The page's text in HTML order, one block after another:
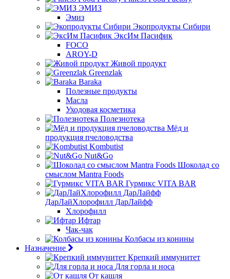
ЭМИЗ
Эмиз
Экопродукты Сибири
ЭксИм Пасифик
FOCO
AROY-D
Живой продукт
Greenzlak
Baraka
Полезные продукты
Масла
Уходовая косметика
Полезнотека
Мёд и
продукция пчеловодства
Kombutist
Nut&Go
Шоколад со
смыслом Mantra Foods
Гурмикс VITA BAR
ДарЛайХлорофилл ДарЛайфф
Хлорофилл
Ифтар
Чак-чак
Колбасы из конины
Назначение
Крепкий иммунитет
Для горла и носа
От кашля